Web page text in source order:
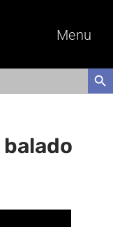
Menu